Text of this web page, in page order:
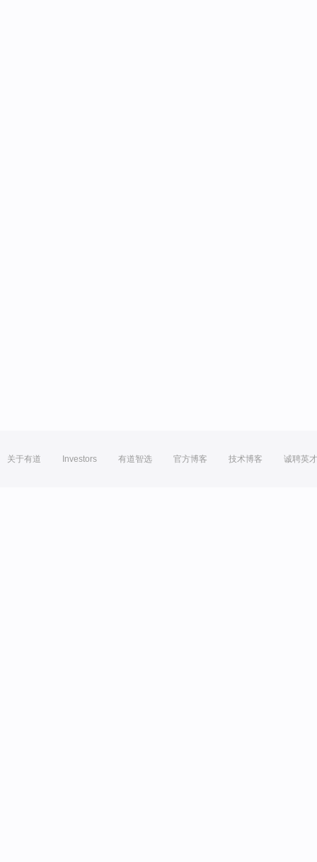
关于有道 Investors 有道智选 官方博客 技术博客 诚聘英才